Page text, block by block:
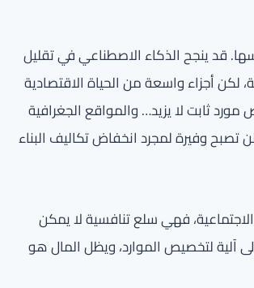
قد ينجح الذكاء الاصطناعي في تقليل
لكن أجزاء واسعة من الحياة الاقتصادية
ثابت لا يزيد… والمواقع الجغرافية
وفيرة لمجرد انخفاض تكاليف البناء
الاجتماعية، فهي سلع تنافسية لا يمكن
آلية لتخصيص الموارد، ويظل المال هو